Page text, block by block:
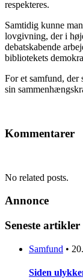
respekteres.
Samtidig kunne
lovgivning, der i
debatskabende
bibliotekets
For et samfund,
sin
Kommentarer
No related posts.
Annonce
Seneste artikler
Samfund •
Siden